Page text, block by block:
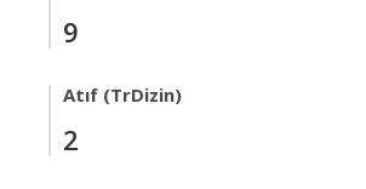
9
Atıf (TrDizin)
2